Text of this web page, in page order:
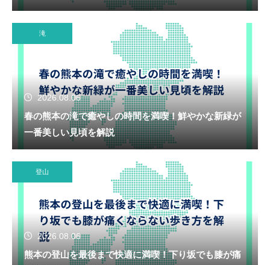
滝
2026.08.06
春の熊本の滝で癒やしの時間を満喫！鮮やかな新緑が
一番美しい見頃を解説
登山
2026.08.06
熊本の登山を最後まで快適に満喫！下り坂でも膝が痛